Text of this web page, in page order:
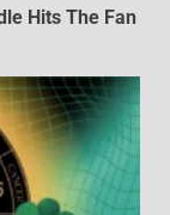
Hits The Fan